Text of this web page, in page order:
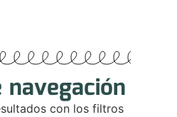
con los filtros